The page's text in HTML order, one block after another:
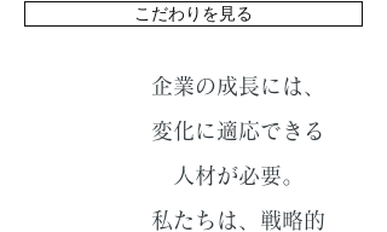
こだわりを見る
企業の成長には、
変化に適応できる
人材が必要。
私たちは、戦略的